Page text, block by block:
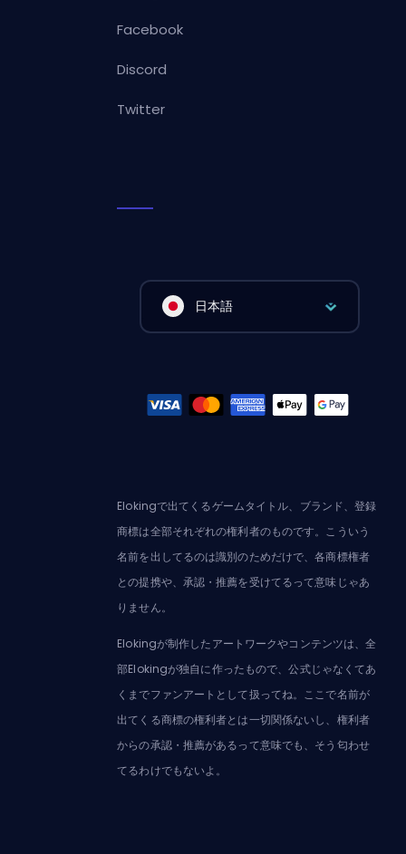
Facebook
Discord
Twitter
日本語
Elokingで出てくるゲームタイトル、ブランド、登録
商標は全部それぞれの権利者のものです。こういう
名前を出してるのは識別のためだけで、各商標権者
との提携や、承認・推薦を受けてるって意味じゃあ
りません。
Elokingが制作したアートワークやコンテンツは、全
部Elokingが独自に作ったもので、公式じゃなくてあ
くまでファンアートとして扱ってね。ここで名前が
出てくる商標の権利者とは一切関係ないし、権利者
からの承認・推薦があるって意味でも、そう匂わせ
てるわけでもないよ。